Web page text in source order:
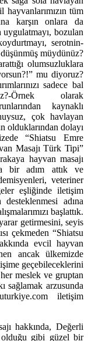
tüm
karşın onlara da
uygulatmayı, bozulan
serotnin-
müydünüz?
olumsuzluklara
mu diyoruz?
sadece bal
Örnek olarak
kaynaklı
çok havlayan
olduklarından dolayı
“Shiatsu Emre
Masajı Türk Tipi”
hayvan masajı
bir adım attık ve
veteriner
eşliğinde iletişim
adına
başlattık.
getirmesini, seyis
çekmeden “Shiatsu
evcil hayvan
ancak ülkemizde
geçebileceklerini
her meslek ve gruptan
sağlamak arzusunda
iletişim
hakkında, Değerli
olduğu gibi güzel bir